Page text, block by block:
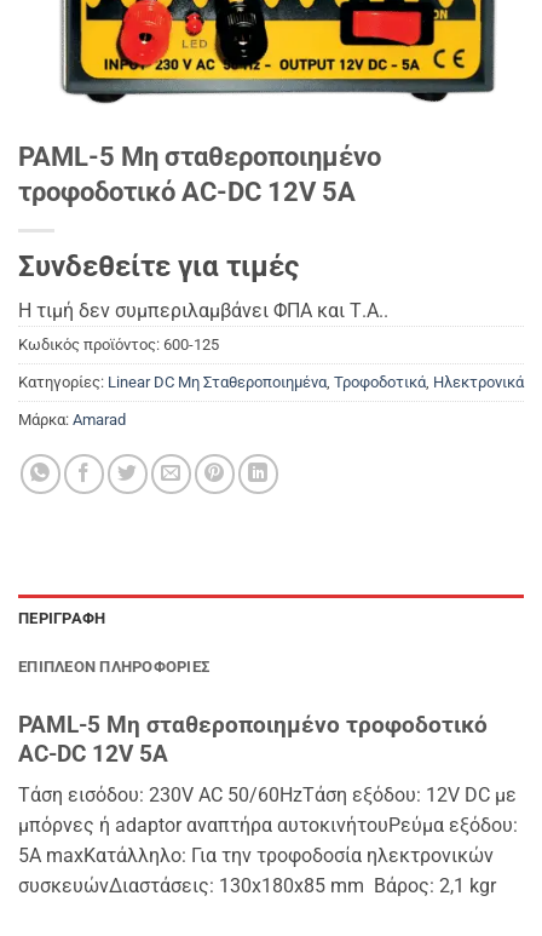
PAML-5 Μη σταθεροποιημένο
τροφοδοτικό AC-DC 12V 5A
Συνδεθείτε για τιμές
Η τιμή δεν συμπεριλαμβάνει ΦΠΑ και Τ.Α..
Κωδικός προϊόντος: 600-125
Κατηγορίες: Linear DC Μη Σταθεροποιημένα Τροφοδοτικά Ηλεκτρονικά
Μάρκα: Amarad
ΠΕΡΙΓΡΑΦΉ
ΕΠΙΠΛΈΟΝ ΠΛΗΡΟΦΟΡΊΕΣ
PAML-5 Μη σταθεροποιημένο τροφοδοτικό
AC-DC 12V 5A
Τάση εισόδου: 230V AC 50/60HzΤάση εξόδου: 12V DC με
μπόρνες ή adaptor αναπτήρα αυτοκινήτουΡεύμα εξόδου:
5A maxKατάλληλo: Για την τροφοδοσία ηλεκτρονικών
συσκευώνΔιαστάσεις: 130x180x85 mm Bάρος: 2,1 kgr